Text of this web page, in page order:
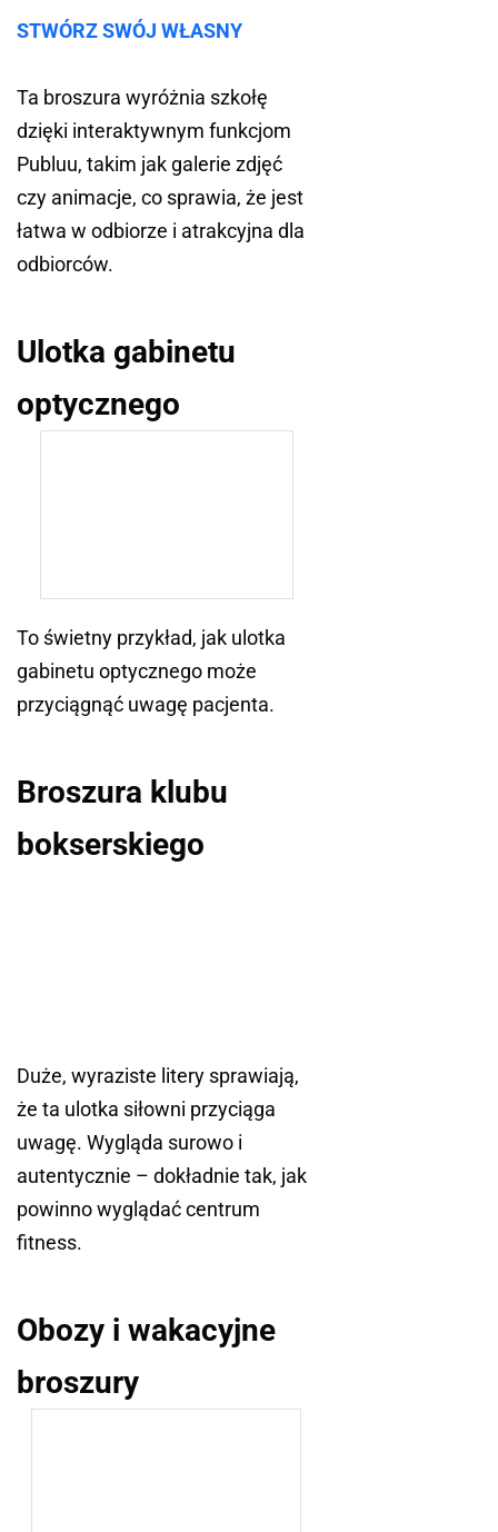
STWÓRZ SWÓJ WŁASNY
Ta broszura wyróżnia szkołę
dzięki interaktywnym funkcjom
Publuu, takim jak galerie zdjęć
czy animacje, co sprawia, że jest
łatwa w odbiorze i atrakcyjna dla
odbiorców.
Ulotka gabinetu
optycznego
To świetny przykład, jak ulotka
gabinetu optycznego może
przyciągnąć uwagę pacjenta.
Broszura klubu
bokserskiego
Duże, wyraziste litery sprawiają,
że ta ulotka siłowni przyciąga
uwagę. Wygląda surowo i
autentycznie – dokładnie tak, jak
powinno wyglądać centrum
fitness.
Obozy i wakacyjne
broszury